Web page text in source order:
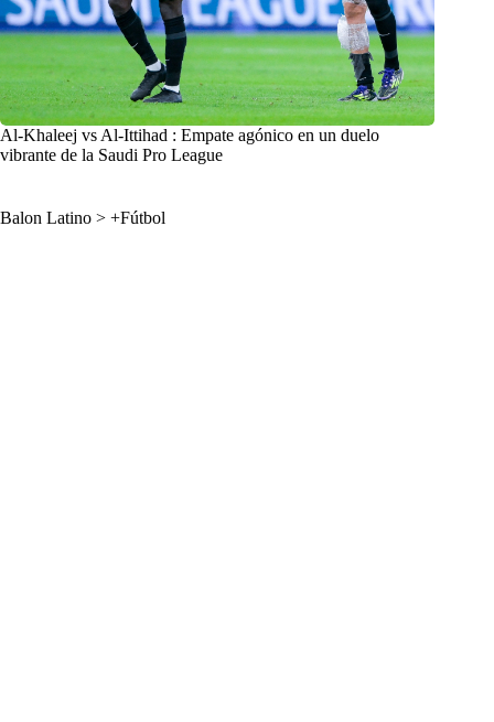
Al-Khaleej vs Al-Ittihad : Empate agónico en un duelo
vibrante de la Saudi Pro League
Balon Latino > +Fútbol